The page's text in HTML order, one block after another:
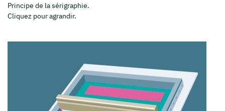
Principe de la sérigraphie.
Cliquez pour agrandir.